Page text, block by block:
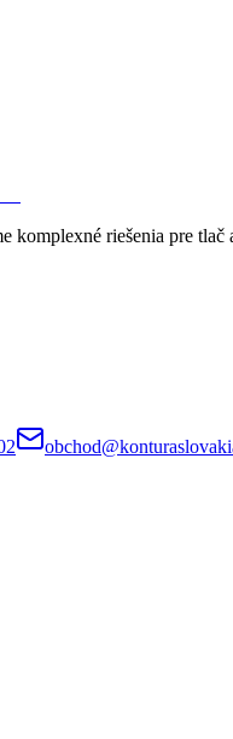
komplexné riešenia pre